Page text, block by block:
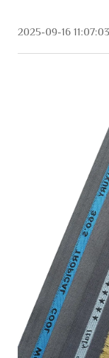
2025-09-16 11:07:03